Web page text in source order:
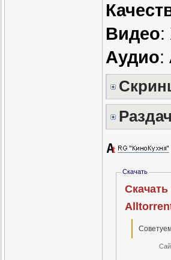
Видео:
Аудио:
Скачать
Скачать